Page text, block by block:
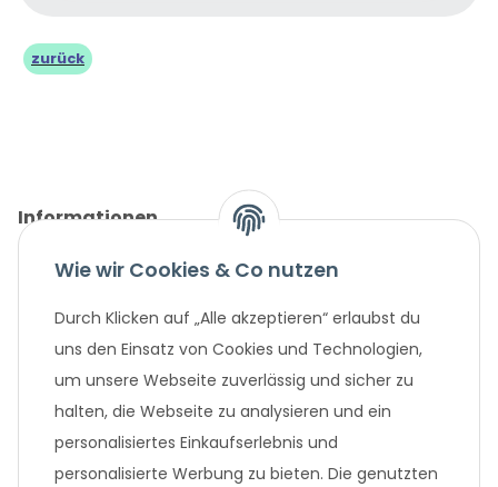
zurück
Informationen
Gesetzliche Informationen
Unternehmen
Beliebte Angebote
Wie wir Cookies & Co nutzen
Durch Klicken auf „Alle akzeptieren“ erlaubst du
uns den Einsatz von Cookies und Technologien,
um unsere Webseite zuverlässig und sicher zu
halten, die Webseite zu analysieren und ein
personalisiertes Einkaufserlebnis und
personalisierte Werbung zu bieten. Die genutzten